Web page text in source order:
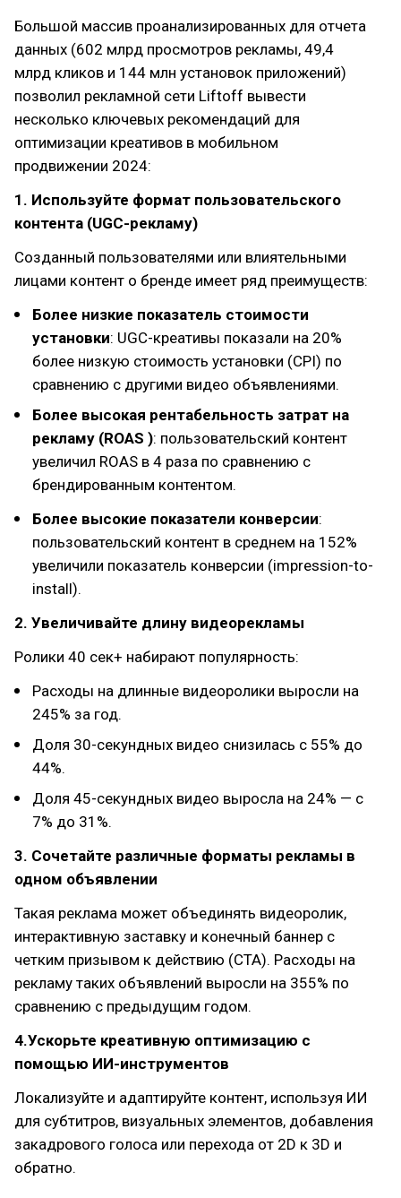
Большой массив проанализированных для отчета
данных (602 млрд просмотров рекламы, 49,4
млрд кликов и 144 млн установок приложений)
позволил рекламной сети Liftoff вывести
несколько ключевых рекомендаций для
оптимизации креативов в мобильном
продвижении 2024:
1. Используйте формат пользовательского
контента (UGC-рекламу)
Созданный пользователями или влиятельными
лицами контент о бренде имеет ряд преимуществ:
Более низкие показатель стоимости
установки: UGC-креативы показали на 20%
более низкую стоимость установки (CPI) по
сравнению с другими видео объявлениями.
Более высокая рентабельность затрат на
рекламу (ROAS ): пользовательский контент
увеличил ROAS в 4 раза по сравнению с
брендированным контентом.
Более высокие показатели конверсии:
пользовательский контент в среднем на 152%
увеличили показатель конверсии (impression-to-
install).
2. Увеличивайте длину видеорекламы
Ролики 40 сек+ набирают популярность:
Расходы на длинные видеоролики выросли на
245% за год.
Доля 30-секундных видео снизилась с 55% до
44%.
Доля 45-секундных видео выросла на 24% — с
7% до 31%.
3. Сочетайте различные форматы рекламы в
одном объявлении
Такая реклама может объединять видеоролик,
интерактивную заставку и конечный баннер с
четким призывом к действию (CTA). Расходы на
рекламу таких объявлений выросли на 355% по
сравнению с предыдущим годом.
4.Ускорьте креативную оптимизацию с
помощью ИИ-инструментов
Локализуйте и адаптируйте контент, используя ИИ
для субтитров, визуальных элементов, добавления
закадрового голоса или перехода от 2D к 3D и
обратно.